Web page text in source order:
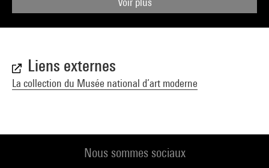
Liens externes
La collection du Musée national d’art moderne
Nous sommes sociaux